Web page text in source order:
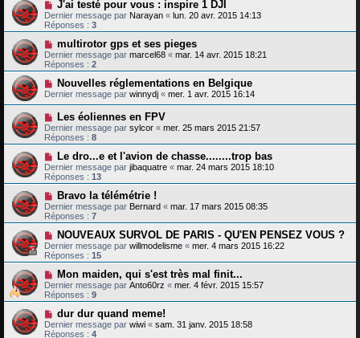
J'ai testé pour vous : inspire 1 DJI
Dernier message par Narayan « lun. 20 avr. 2015 14:13
Réponses : 3
multirotor gps et ses pieges
Dernier message par marcel68 « mar. 14 avr. 2015 18:21
Réponses : 2
Nouvelles réglementations en Belgique
Dernier message par winnydj « mer. 1 avr. 2015 16:14
Les éoliennes en FPV
Dernier message par sylcor « mer. 25 mars 2015 21:57
Réponses : 8
Le dro...e et l'avion de chasse........trop bas
Dernier message par jibaquatre « mar. 24 mars 2015 18:10
Réponses : 13
Bravo la télémétrie !
Dernier message par Bernard « mar. 17 mars 2015 08:35
Réponses : 7
NOUVEAUX SURVOL DE PARIS - QU'EN PENSEZ VOUS ?
Dernier message par willmodelisme « mer. 4 mars 2015 16:22
Réponses : 15
Mon maiden, qui s'est très mal finit...
Dernier message par Anto60rz « mer. 4 févr. 2015 15:57
Réponses : 9
dur dur quand meme!
Dernier message par wiwi « sam. 31 janv. 2015 18:58
Réponses : 4